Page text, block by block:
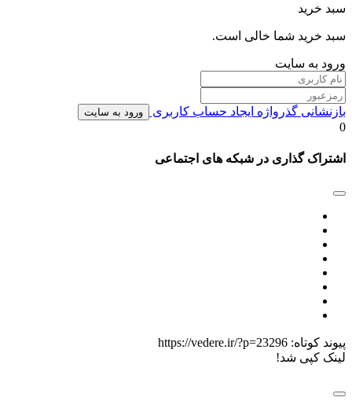
سبد خرید
سبد خرید شما خالی است.
ورود به سایت
بازنشانی گذرواژه ایجاد حساب کاربری ورود به سایت
0
اشتراک گذاری در شبکه های اجتماعی
پیوند کوتاه: https://vedere.ir/?p=23296
لینک کپی شد!